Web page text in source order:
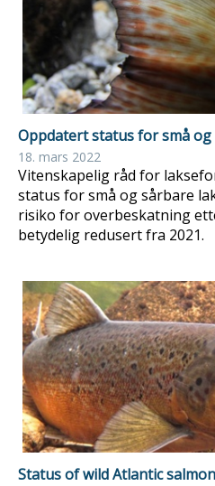
Oppdatert status for små
18. mars 2022
Vitenskapelig råd for
status for små og sårbare
risiko for overbeskatning
betydelig redusert fra 2021.
Status of wild Atlantic